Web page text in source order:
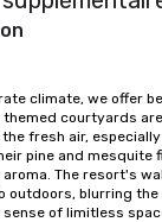
to interact
you sit
as you
Our
more
more convivial
is ideal for
climate, we offer
themed courtyards
fresh air,
pine and mesquite
The resort's
outdoors, blurring
of limitless